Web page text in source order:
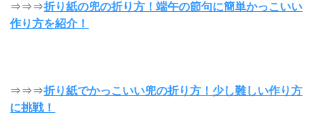
⇒⇒⇒折り紙の兜の折り方！端午の節句に簡単かっこいい
作り方を紹介！
⇒⇒⇒折り紙でかっこいい兜の折り方！少し難しい作り方
に挑戦！